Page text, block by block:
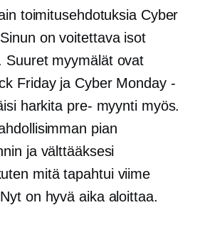
toimitusehdotuksia Cyber
on voitettava isot
Suuret myymälät ovat
Friday ja Cyber ​​Monday -
harkita pre- myynti myös.
pian
ja välttääksesi
mitä tapahtui viime
on hyvä aika aloittaa.